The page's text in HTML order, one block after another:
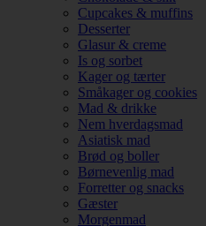
Cupcakes & muffins
Desserter
Glasur & creme
Is og sorbet
Kager og tærter
Småkager og cookies
Mad & drikke
Nem hverdagsmad
Asiatisk mad
Brød og boller
Børnevenlig mad
Forretter og snacks
Gæster
Morgenmad